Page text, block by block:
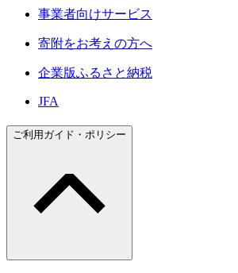
事業者向けサービス
寄附をお考えの方へ
企業版ふるさと納税
JFA
ご利用ガイド・ポリシー